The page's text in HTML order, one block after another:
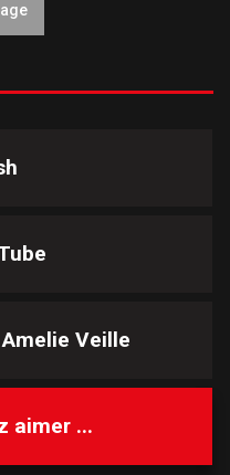
Amelie Veille
aimer ...